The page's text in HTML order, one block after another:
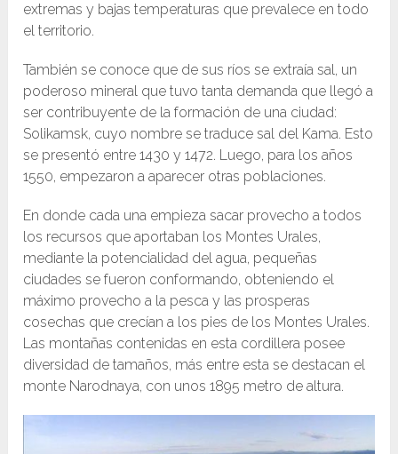
extremas y bajas temperaturas que prevalece en todo
el territorio.
También se conoce que de sus ríos se extraía sal, un
poderoso mineral que tuvo tanta demanda que llegó a
ser contribuyente de la formación de una ciudad:
Solikamsk, cuyo nombre se traduce sal del Kama. Esto
se presentó entre 1430 y 1472. Luego, para los años
1550, empezaron a aparecer otras poblaciones.
En donde cada una empieza sacar provecho a todos
los recursos que aportaban los Montes Urales,
mediante la potencialidad del agua, pequeñas
ciudades se fueron conformando, obteniendo el
máximo provecho a la pesca y las prosperas
cosechas que crecían a los pies de los Montes Urales.
Las montañas contenidas en esta cordillera posee
diversidad de tamaños, más entre esta se destacan el
monte Narodnaya, con unos 1895 metro de altura.